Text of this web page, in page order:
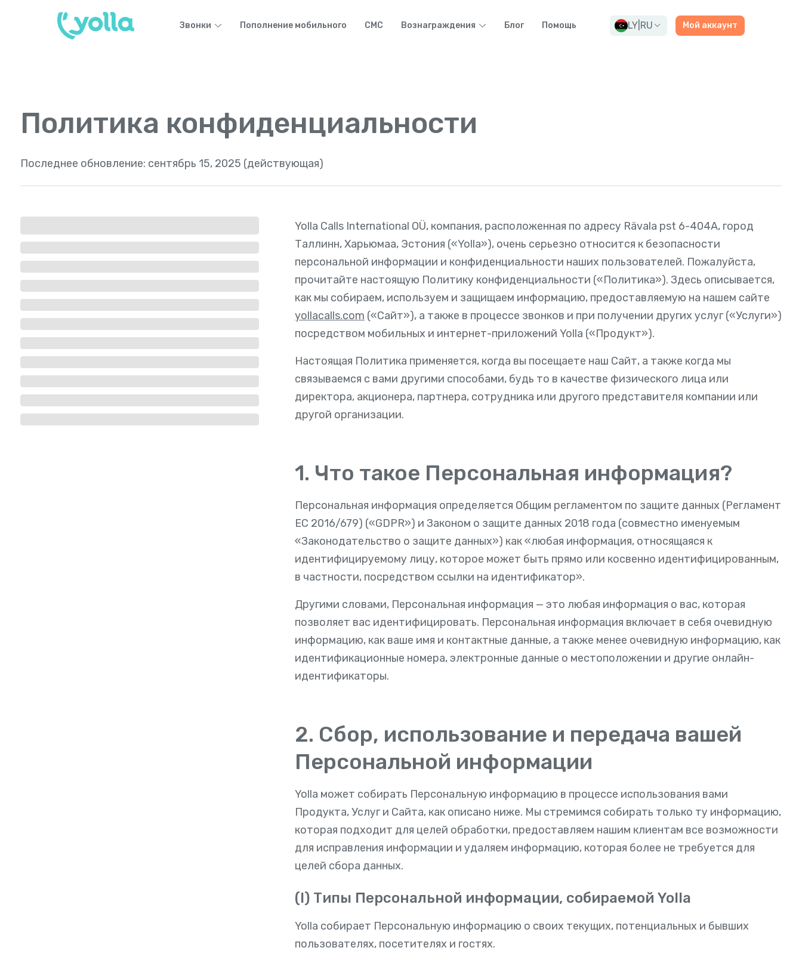
Звонки Пополнение мобильного СМС Вознаграждения Блог Помощь LY RU Мой аккаунт
Политика конфиденциальности
Последнее обновление: сентябрь 15, 2025 (действующая)
Yolla Calls International OÜ, компания, расположенная по адресу Rävala pst 6-404A, город
Таллинн, Харьюмаа, Эстония («Yolla»), очень серьезно относится к безопасности
персональной информации и конфиденциальности наших пользователей. Пожалуйста,
прочитайте настоящую Политику конфиденциальности («Политика»). Здесь описывается,
как мы собираем, используем и защищаем информацию, предоставляемую на нашем сайте
yollacalls.com («Сайт»), а также в процессе звонков и при получении других услуг («Услуги»)
посредством мобильных и интернет-приложений Yolla («Продукт»).
Настоящая Политика применяется, когда вы посещаете наш Сайт, а также когда мы
связываемся с вами другими способами, будь то в качестве физического лица или
директора, акционера, партнера, сотрудника или другого представителя компании или
другой организации.
1. Что такое Персональная информация?
Персональная информация определяется Общим регламентом по защите данных (Регламент
ЕС 2016/679) («GDPR») и Законом о защите данных 2018 года (совместно именуемым
«Законодательство о защите данных») как «любая информация, относящаяся к
идентифицируемому лицу, которое может быть прямо или косвенно идентифицированным,
в частности, посредством ссылки на идентификатор».
Другими словами, Персональная информация — это любая информация о вас, которая
позволяет вас идентифицировать. Персональная информация включает в себя очевидную
информацию, как ваше имя и контактные данные, а также менее очевидную информацию, как
идентификационные номера, электронные данные о местоположении и другие онлайн-
идентификаторы.
2. Сбор, использование и передача вашей
Персональной информации
Yolla может собирать Персональную информацию в процессе использования вами
Продукта, Услуг и Сайта, как описано ниже. Мы стремимся собирать только ту информацию,
которая подходит для целей обработки, предоставляем нашим клиентам все возможности
для исправления информации и удаляем информацию, которая более не требуется для
целей сбора данных.
(I) Типы Персональной информации, собираемой Yolla
Yolla собирает Персональную информацию о своих текущих, потенциальных и бывших
пользователях, посетителях и гостях.